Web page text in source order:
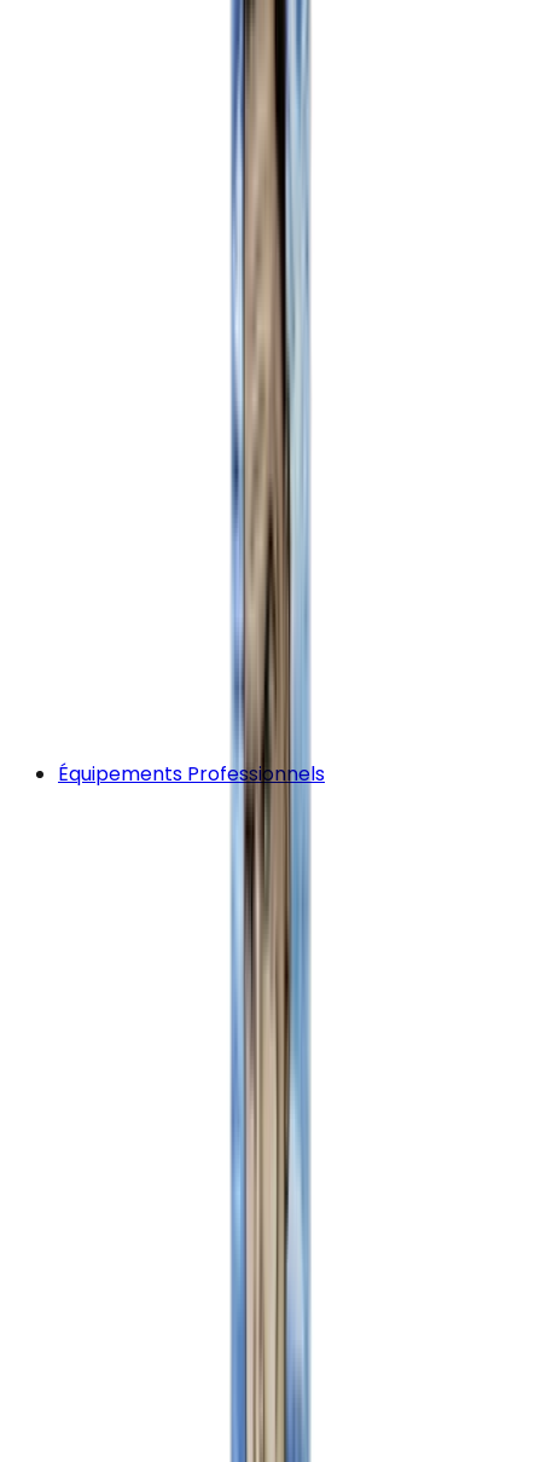
Équipements Professionnels